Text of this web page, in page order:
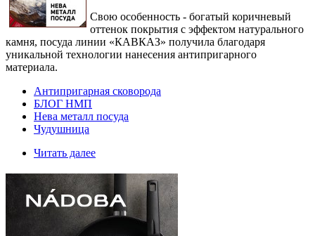
Свою особенность - богатый коричневый
оттенок покрытия с эффектом натурального
камня, посуда линии «КАВКАЗ» получила благодаря
уникальной технологии нанесения антипригарного
материала.
Антипригарная сковорода
БЛОГ НМП
Нева металл посуда
Чудушница
Читать далее